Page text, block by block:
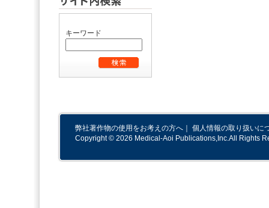
キーワード
弊社著作物の使用をお考えの方へ ｜ 個人情報の取り扱いに
Copyright © 2026 Medical-Aoi Publications,Inc.All Rights